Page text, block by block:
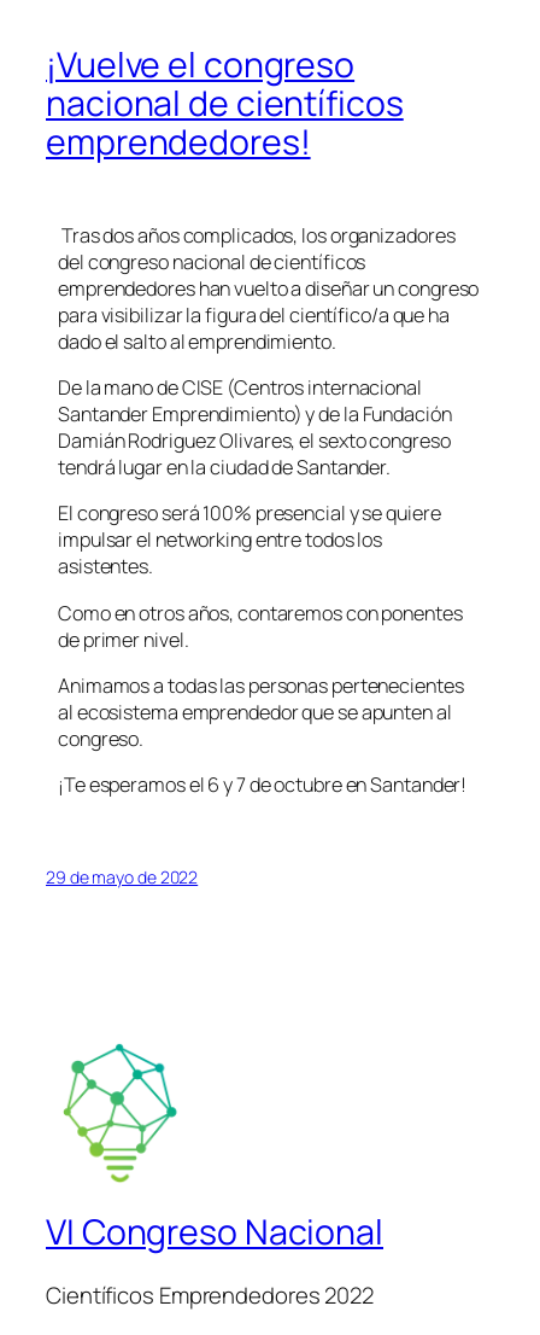
¡Vuelve el congreso
nacional de científicos
emprendedores!
Tras dos años complicados, los organizadores
del congreso nacional de científicos
emprendedores han vuelto a diseñar un congreso
para visibilizar la figura del científico/a que ha
dado el salto al emprendimiento.
De la mano de CISE (Centros internacional
Santander Emprendimiento) y de la Fundación
Damián Rodriguez Olivares, el sexto congreso
tendrá lugar en la ciudad de Santander.
El congreso será 100% presencial y se quiere
impulsar el networking entre todos los
asistentes.
Como en otros años, contaremos con ponentes
de primer nivel.
Animamos a todas las personas pertenecientes
al ecosistema emprendedor que se apunten al
congreso.
¡Te esperamos el 6 y 7 de octubre en Santander!
29 de mayo de 2022
VI Congreso Nacional
Científicos Emprendedores 2022